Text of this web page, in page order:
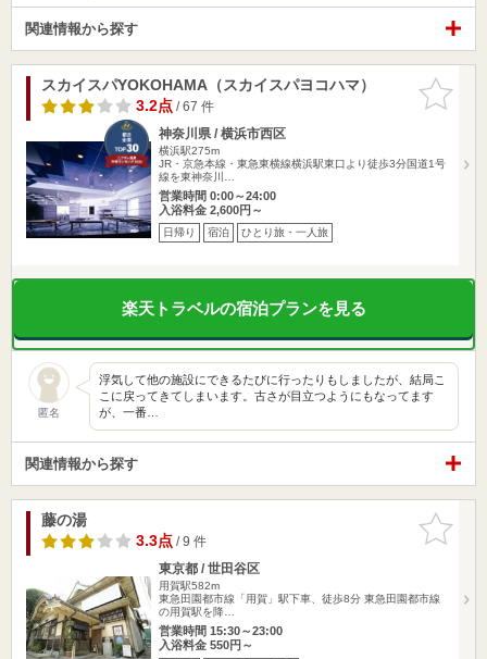
関連情報から探す
お気に入
りに追加
スカイスパYOKOHAMA（スカイスパヨコハマ）
3.2点/ 67 件
神奈川県 / 横浜市西区
横浜駅275m
JR・京急本線・東急東横線横浜駅東口より徒歩3分国道1号
線を東神奈川…
営業時間 0:00～24:00
入浴料金 2,600円～
日帰り 宿泊 ひとり旅・一人旅
楽天トラベルの宿泊プランを見る
匿名
浮気して他の施設にできるたびに行ったりもしましたが、結局こ
こに戻ってきてしまいます。古さが目立つようにもなってます
が、一番…
関連情報から探す
お気に入
りに追加
藤の湯
3.3点/ 9 件
東京都 / 世田谷区
用賀駅582m
東急田園都市線「用賀」駅下車、徒歩8分 東急田園都市線
の用賀駅を降…
営業時間 15:30～23:00
入浴料金 550円～